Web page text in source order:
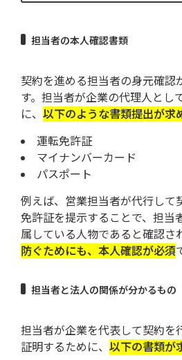
担当者の本人確認書類
契約を進める担当者の身元確認
す。担当者が企業の代理人とし
に、 以下のような書類提出が求
運転免許証
マイナンバーカード
パスポート
例えば、営業担当者が代行して
免許証を提示することで、担当
属している人物であると確認さ
防ぐためにも、本人確認が必須
担当者と法人の関係が分かるもの
担当者が企業を代表して契約を
証明するために、 以下の書類が